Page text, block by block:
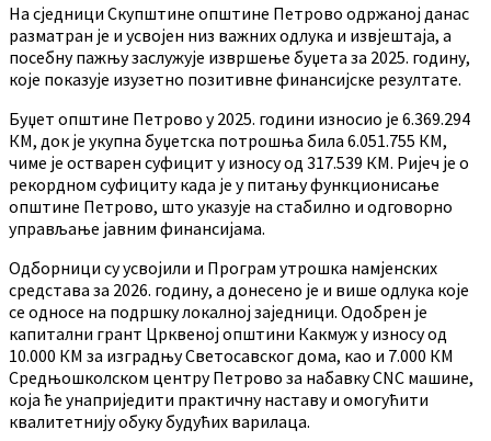
На сједници Скупштине општине Петрово одржаној данас
разматран је и усвојен низ важних одлука и извјештаја, а
посебну пажњу заслужује извршење буџета за 2025. годину,
које показује изузетно позитивне финансијске резултате.
Буџет општине Петрово у 2025. години износио је 6.369.294
КМ, док је укупна буџетска потрошња била 6.051.755 КМ,
чиме је остварен суфицит у износу од 317.539 КМ. Ријеч је о
рекордном суфициту када је у питању функционисање
општине Петрово, што указује на стабилно и одговорно
управљање јавним финансијама.
Одборници су усвојили и Програм утрошка намјенских
средстава за 2026. годину, а донесено је и више одлука које
се односе на подршку локалној заједници. Одобрен је
капитални грант Црквеној општини Какмуж у износу од
10.000 КМ за изградњу Светосавског дома, као и 7.000 КМ
Средњошколском центру Петрово за набавку CNC машине,
која ће унаприједити практичну наставу и омогућити
квалитетнију обуку будућих варилаца.